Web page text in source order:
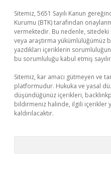
Sitemiz, 5651 Sayılı Kanun
Kurumu (BTK) tarafından
vermektedir. Bu nedenle,
veya araştırma yükümlülüğümüz
yazdıkları içeriklerin
bu sorumluluğu kabul etmiş
Sitemiz, kar amacı gütmeyen ve
platformudur. Hukuka ve yasal
düşündüğünüz içerikleri,
bildirmeniz halinde, ilgili içerikler
kaldırılacaktır.